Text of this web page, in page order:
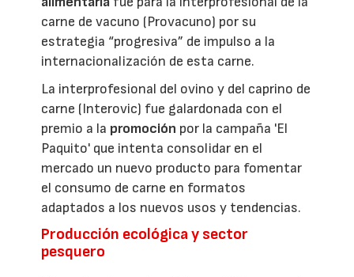
carne de vacuno (Provacuno) por su
estrategia “progresiva” de impulso a la
internacionalización de esta carne.
La interprofesional del ovino y del caprino de
carne (Interovic) fue galardonada con el
premio a la promoción por la campaña 'El
Paquito' que intenta consolidar en el
mercado un nuevo producto para fomentar
el consumo de carne en formatos
adaptados a los nuevos usos y tendencias.
Producción ecológica y sector
pesquero